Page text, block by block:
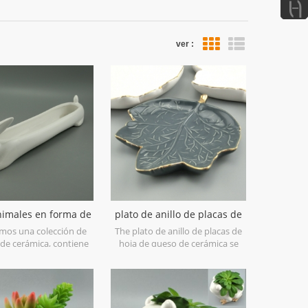
ver :
en forma de
decoración
jardinera macetas
una colección de
cerámica, contiene
vaca, cisne y otros
puede llenarse con
si es necesario.
plato de anillo de placas de
hoja de queso de cerámica
The plato de anillo de placas de
hoja de queso de cerámica se
queso, o un plato pequeño de
abalorio podría ser agradable. con
pintura colgante con borde
dorado real y acabado, bling bling